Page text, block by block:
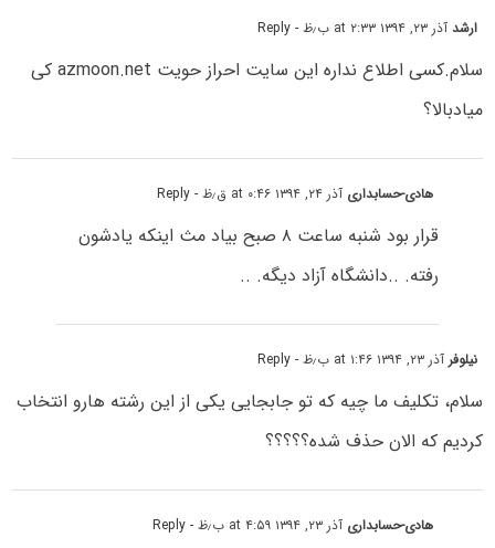
ارشدآذر ۲۳, ۱۳۹۴ at ۲:۳۳ ب٫ظ - Reply
سلام.کسی اطلاع نداره این سایت احراز حویت azmoon.net کی
میادبالا؟
هادی-حسابداری آذر ۲۴, ۱۳۹۴ at ۰:۴۶ ق٫ظ - Reply
قرار بود شنبه ساعت ۸ صبح بیاد مث اینکه یادشون
رفته. ..دانشگاه آزاد دیگه. ..
نیلوفرآذر ۲۳, ۱۳۹۴ at ۱:۴۶ ب٫ظ - Reply
سلام، تکلیف ما چیه که تو جابجایی یکی از این رشته هارو انتخاب
کردیم که الان حذف شده؟؟؟؟؟
هادی-حسابداری آذر ۲۳, ۱۳۹۴ at ۴:۵۹ ب٫ظ - Reply